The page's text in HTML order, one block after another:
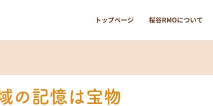
トップページ 桜谷RMOについて
の記憶は宝物